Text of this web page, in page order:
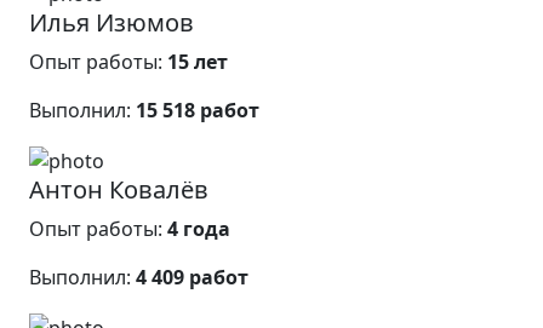
Илья Изюмов
Опыт работы: 15 лет
Выполнил: 15 518 работ
Антон Ковалёв
Опыт работы: 4 года
Выполнил: 4 409 работ